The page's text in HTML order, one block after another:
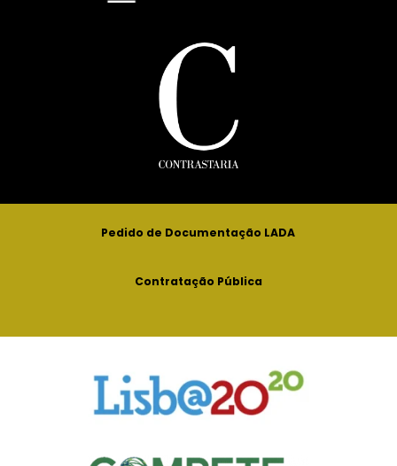
Pedido de Documentação LADA
Contratação Pública